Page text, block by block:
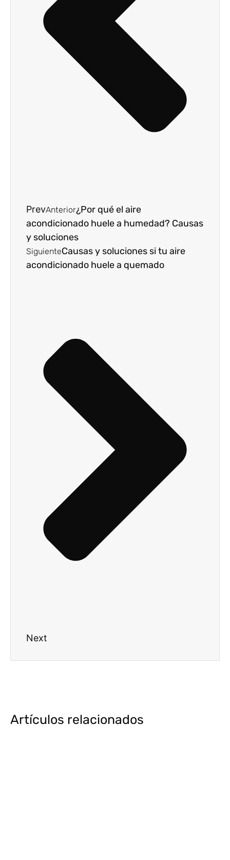
PrevAnterior¿Por qué el aire
acondicionado huele a humedad? Causas
y soluciones
SiguienteCausas y soluciones si tu aire
acondicionado huele a quemado
Next
Artículos relacionados